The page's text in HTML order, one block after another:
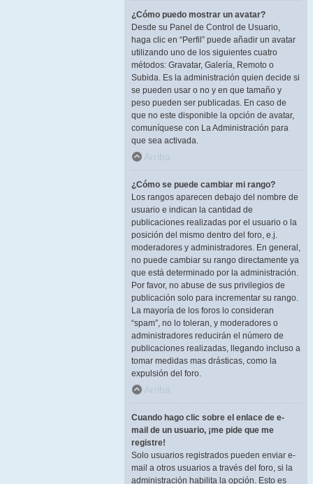
¿Cómo puedo mostrar un avatar?
Desde su Panel de Control de Usuario,
haga clic en “Perfil” puede añadir un avatar
utilizando uno de los siguientes cuatro
métodos: Gravatar, Galería, Remoto o
Subida. Es la administración quien decide si
se pueden usar o no y en que tamaño y
peso pueden ser publicadas. En caso de
que no este disponible la opción de avatar,
comuníquese con La Administración para
que sea activada.
Arriba
¿Cómo se puede cambiar mi rango?
Los rangos aparecen debajo del nombre de
usuario e indican la cantidad de
publicaciones realizadas por el usuario o la
posición del mismo dentro del foro, e.j.
moderadores y administradores. En general,
no puede cambiar su rango directamente ya
que está determinado por la administración.
Por favor, no abuse de sus privilegios de
publicación solo para incrementar su rango.
La mayoría de los foros lo consideran
“spam”, no lo toleran, y moderadores o
administradores reducirán el número de
publicaciones realizadas, llegando incluso a
tomar medidas mas drásticas, como la
expulsión del foro.
Arriba
Cuando hago clic sobre el enlace de e-
mail de un usuario, ¡me pide que me
registre!
Solo usuarios registrados pueden enviar e-
mail a otros usuarios a través del foro, si la
administración habilita la opción. Esto es